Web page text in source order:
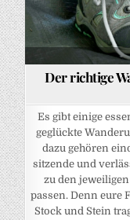
Der richtige
Es gibt einige
geglückte
dazu gehören
sitzende und
zu den
passen. Denn eure
Stock und Stein